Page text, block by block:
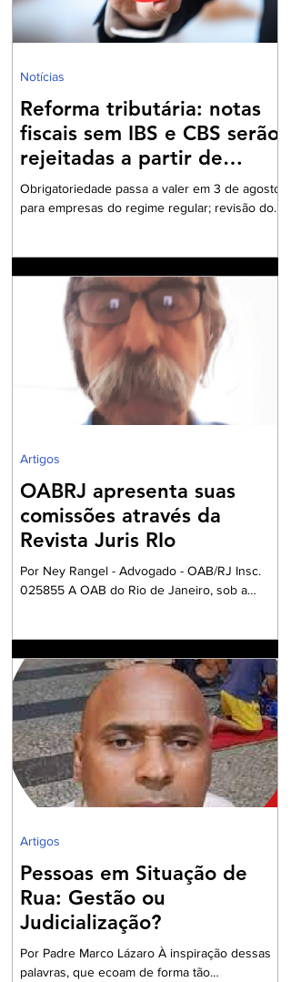
Reforma tributária: notas
fiscais sem IBS e CBS serão
rejeitadas a partir de
agosto
Obrigatoriedade passa a valer em 3 de agosto
para empresas do regime regular; revisão dos
Fazenda passará a rejeitar a emissão de NF-e
e NFC-e que não contenham o preenchimento
dos campos relativos ao Imposto sobre Bens e
Serviços (IBS) e à Contribuição sobre Bens e
Serviços (CBS). A mudança marca uma das
primeiras etapas de validação obrigatória
Notícias
OABRJ apresenta suas
comissões através da
Revista Juris RIo
Por Ney Rangel - Advogado - OAB/RJ Insc.
025855 A OAB do Rio de Janeiro, sob a
Comissões formadas por Advogados e
Advogadas com a missão de trabalharem com
a Garantia Constitucional inscrita no art. 133 da
nossa Carta Política de 1988, realizando um
grandioso Projeto de Participação da Ordem
dos Advogados na preparação dos
profissionais da Advocacia para aperfe
Artigos
Pessoas em Situação de
Rua: Gestão ou
Judicialização?
Por Padre Marco Lázaro À inspiração dessas
palavras, que ecoam de forma tão
Artigos